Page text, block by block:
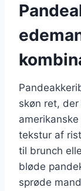
skøn ret,
tekstur af
til brunch
bløde
sprøde